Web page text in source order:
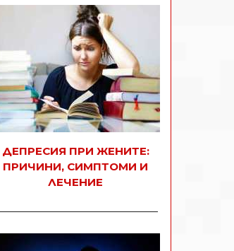
ДЕПРЕСИЯ ПРИ ЖЕНИТЕ:
ПРИЧИНИ, СИМПТОМИ И
ЛЕЧЕНИЕ